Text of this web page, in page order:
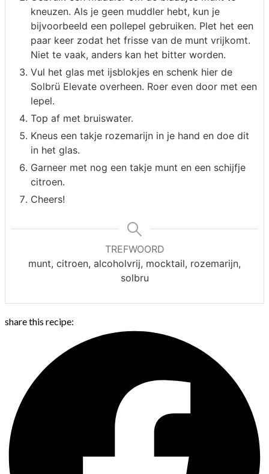
kneuzen. Als je geen muddler hebt, kun je
bijvoorbeeld een pollepel gebruiken. Plet het een
paar keer zodat het frisse van de munt vrijkomt.
Niet te vaak, anders kan het bitter worden.
Vul het glas met ijsblokjes en schenk hier de
Solbrü Elevate overheen. Roer even door met een
lepel.
Top af met bruiswater.
Kneus een takje rozemarijn in je hand en doe dit
in het glas.
Garneer met nog een takje munt en een schijfje
citroen.
Cheers!
TREFWOORD
munt, citroen, alcoholvrij, mocktail, rozemarijn,
solbru
share this recipe: